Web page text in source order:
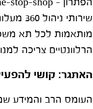
הפתרון – one-stop-shop לכל הצרכים הפיננסיים:
מותאמות לכל תא
הרלוונטיים צריכה
האתגר: קושי
העומס הרב והמידע